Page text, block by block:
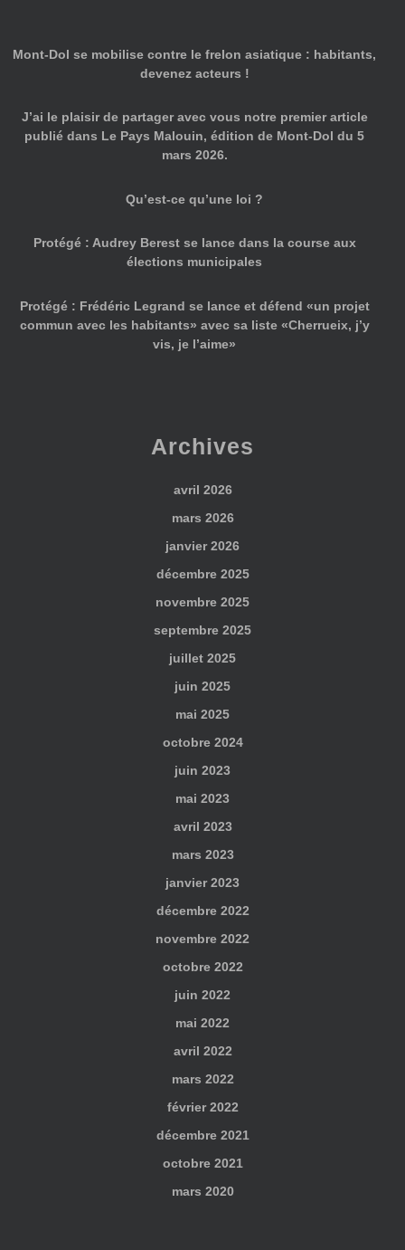
Mont-Dol se mobilise contre le frelon asiatique : habitants,
devenez acteurs !
J’ai le plaisir de partager avec vous notre premier article
publié dans Le Pays Malouin, édition de Mont-Dol du 5
mars 2026.
Qu’est-ce qu’une loi ?
Protégé : Audrey Berest se lance dans la course aux
élections municipales
Protégé : Frédéric Legrand se lance et défend «un projet
commun avec les habitants» avec sa liste «Cherrueix, j’y
vis, je l’aime»
Archives
avril 2026
mars 2026
janvier 2026
décembre 2025
novembre 2025
septembre 2025
juillet 2025
juin 2025
mai 2025
octobre 2024
juin 2023
mai 2023
avril 2023
mars 2023
janvier 2023
décembre 2022
novembre 2022
octobre 2022
juin 2022
mai 2022
avril 2022
mars 2022
février 2022
décembre 2021
octobre 2021
mars 2020